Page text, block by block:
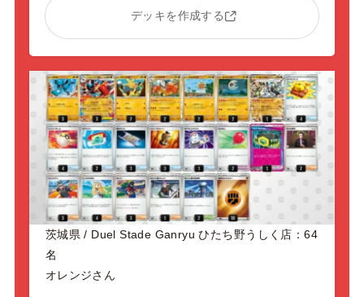
デッキを作成する
茨城県 / Duel Stade Ganryu ひたち野うしく店：64
名
オレンジさん